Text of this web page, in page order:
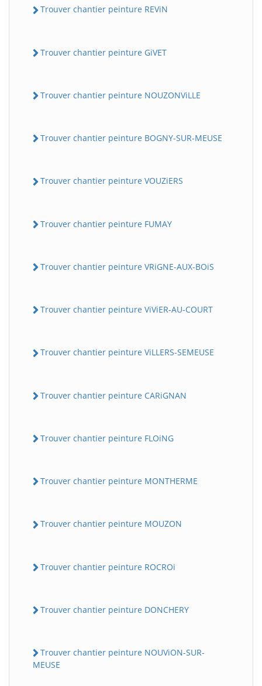
Trouver chantier peinture REViN
Trouver chantier peinture GiVET
Trouver chantier peinture NOUZONViLLE
Trouver chantier peinture BOGNY-SUR-MEUSE
Trouver chantier peinture VOUZiERS
Trouver chantier peinture FUMAY
Trouver chantier peinture VRiGNE-AUX-BOiS
Trouver chantier peinture ViViER-AU-COURT
Trouver chantier peinture ViLLERS-SEMEUSE
Trouver chantier peinture CARiGNAN
Trouver chantier peinture FLOiNG
Trouver chantier peinture MONTHERME
Trouver chantier peinture MOUZON
Trouver chantier peinture ROCROi
Trouver chantier peinture DONCHERY
Trouver chantier peinture NOUViON-SUR-
MEUSE